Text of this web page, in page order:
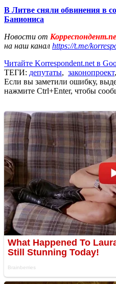
В Литве сняли обвинения в
Баниониса
Новости от
на наш канал https://t.me/
Читайте Korrespondent.net в
ТЕГИ: депутаты, законопроект,
Если вы заметили ошибку,
нажмите Ctrl+Enter, чтобы